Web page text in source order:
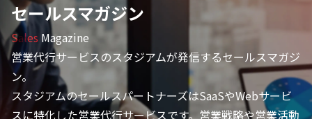
セールスマガジン
Sales Magazine
営業代行サービスのスタジアムが発信するセールスマガジ
ン。
スタジアムのセールスパートナーズはSaaSやWebサービ
スに特化した営業代行サービスです。営業戦略や営業活動